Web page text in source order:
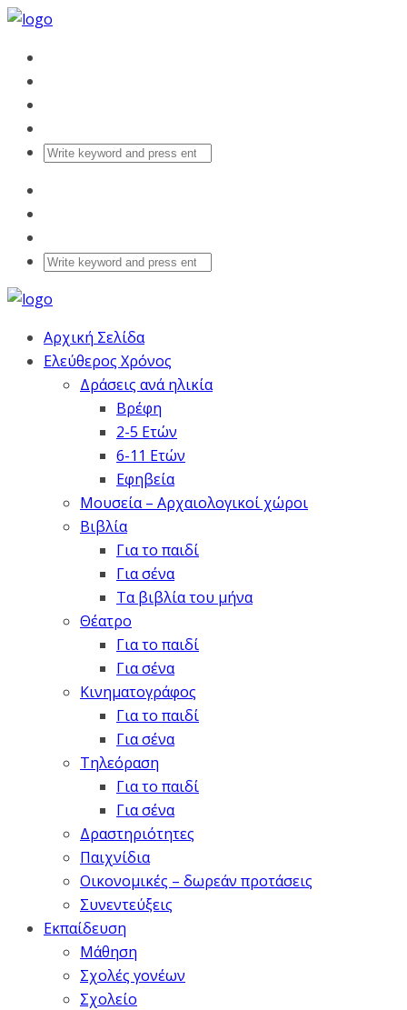
Αρχική Σελίδα
Ελεύθερος Χρόνος
Δράσεις ανά ηλικία
Βρέφη
2-5 Ετών
6-11 Ετών
Εφηβεία
Μουσεία – Αρχαιολογικοί χώροι
Βιβλία
Για το παιδί
Για σένα
Τα βιβλία του μήνα
Θέατρο
Για το παιδί
Για σένα
Κινηματογράφος
Για το παιδί
Για σένα
Τηλεόραση
Για το παιδί
Για σένα
Δραστηριότητες
Παιχνίδια
Οικονομικές – δωρεάν προτάσεις
Συνεντεύξεις
Εκπαίδευση
Μάθηση
Σχολές γονέων
Σχολείο